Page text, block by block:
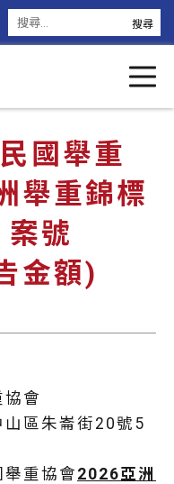
國舉重
舉重錦標
號
金額)
協會
山區朱崙街20號5
舉重協會 2026亞洲